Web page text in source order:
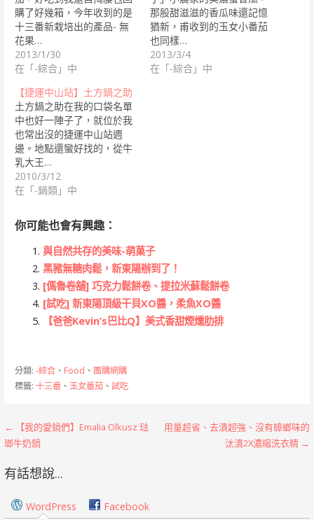
購了好幾箱，今年收到的是
十三番新栽培出的產品- 無
花果…
2013/1/30
在「-綜合」中
那股甜滋滋的香瓜味還記憶
猶新，甫收到的玉女小番茄
也同樣…
2013/3/4
在「-綜合」中
【捷運中山站】土方鍋之助
土方鍋之助在我的口袋名單
中也好一陣子了，就位於我
也常出沒的捷運中山站週
邊。地點還蠻好找的，從牛
乳大王…
2010/3/12
在「-鍋類」中
你可能也會有興趣：
與自然共存的美味-萌菓子
黑豬無糖肉鬆，新東陽辦到了！
[傌魯卷舖] 巧克力鬆餅卷、提拉米蘇鬆餅卷
[試吃] 新東陽頂級干貝XO醬，柔魚XO醬
【爸爸Kevin’s巴比Q】美式香甜煙燻肋排
分類: -綜合、 Food 、 團購網購
標籤: 十三番、 玉女番茄、 試吃
文
章
導
覽
← 【我的愛鍋們】Emalia Olkusz 琺
瑯牛奶鍋
用量超省、去漬超強、沒有蟑螂味的
汰漬2X濃縮洗衣精 →
有話想說...
WordPress Facebook